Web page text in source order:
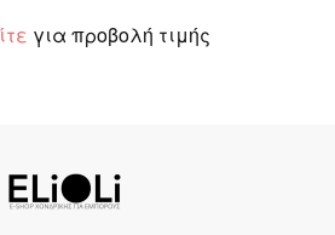
για προβολή τιμής